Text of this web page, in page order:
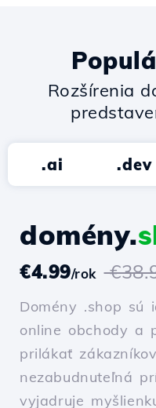
Rozšírenia
.ai .dev
domény.
€4.99/rok
Domény .shop sú
online obchody a
prilákať
nezabudnuteľná
vyjadruje